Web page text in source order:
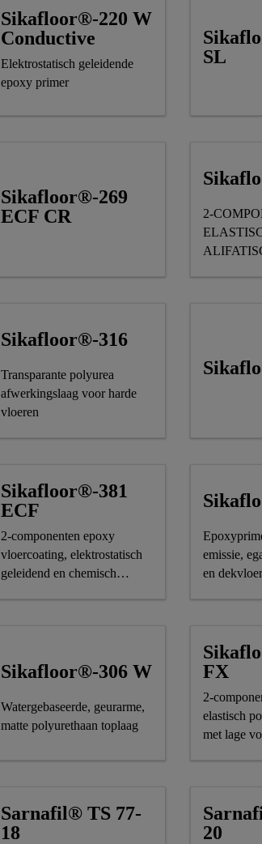
Sikafloor®-220 W
Conductive
Elektrostatisch geleidende
epoxy primer
SL
Sikafloor®-269
ECF CR
2-
GAMMA
Sikafloor®-316
Transparante polyurea
afwerkingslaag voor harde
vloeren
Sikafloor®-381
ECF
2-componenten epoxy
vloercoating, elektrostatisch
geleidend en chemisch
emissie,
en
Sikafloor®-306 W
Watergebaseerde, geurarme,
matte polyurethaan toplaag
FX
2-
elastisch
met lage
Sarnafil® TS 77-
18
20